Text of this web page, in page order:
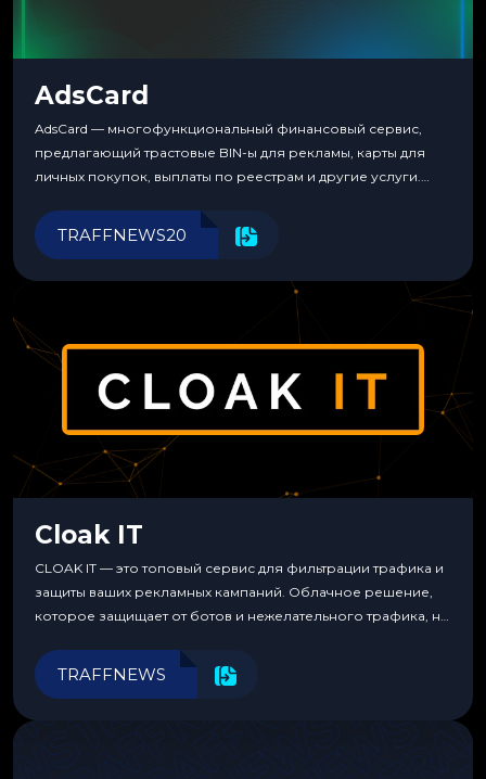
AdsCard
AdsCard — многофункциональный финансовый сервис,
предлагающий трастовые BIN-ы для рекламы, карты для
личных покупок, выплаты по реестрам и другие услуги.
инструменты для управления финансами.
TRAFFNEWS20
Cloak IT
CLOAK IT — это топовый сервис для фильтрации трафика и
защиты ваших рекламных кампаний. Облачное решение,
которое защищает от ботов и нежелательного трафика, не
программирования.
TRAFFNEWS